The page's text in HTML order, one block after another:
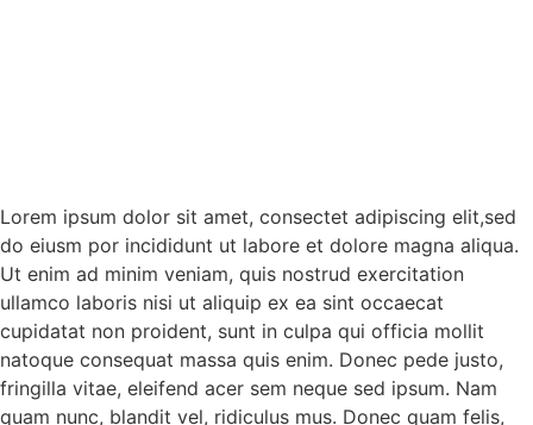
Lorem ipsum dolor sit amet, consectet adipiscing elit,sed
do eiusm por incididunt ut labore et dolore magna aliqua.
Ut enim ad minim veniam, quis nostrud exercitation
ullamco laboris nisi ut aliquip ex ea sint occaecat
cupidatat non proident, sunt in culpa qui officia mollit
natoque consequat massa quis enim. Donec pede justo,
fringilla vitae, eleifend acer sem neque sed ipsum. Nam
quam nunc, blandit vel, ridiculus mus. Donec quam felis,